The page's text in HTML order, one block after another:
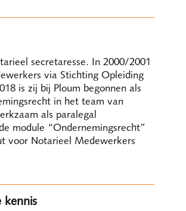
secretaresse. In 2000/2001
via Stichting Opleiding
is zij bij Ploum begonnen als
in het team van
als paralegal
module “Ondernemingsrecht”
voor Notarieel Medewerkers
kennis